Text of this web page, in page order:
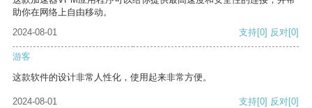
助你在网络上自由移动。
2024-08-01
支持[0] 反对[0]
游客
这款软件的设计非常人性化，使用起来非常方便。
2024-08-01 支持[0] 反对[0]